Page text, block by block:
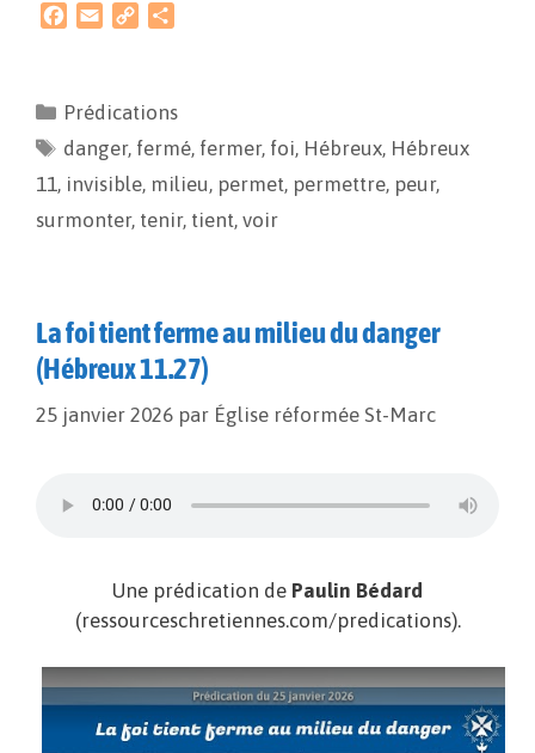
b
o
o
l
L
i
k
a
g
e
Prédications
danger, fermé, fermer, foi, Hébreux, Hébreux
11, invisible, milieu, permet, permettre, peur,
surmonter, tenir, tient, voir
La foi tient ferme au milieu du danger
(Hébreux 11.27)
25 janvier 2026 par Église réformée St-Marc
Une prédication de Paulin Bédard
(ressourceschretiennes.com/predications).